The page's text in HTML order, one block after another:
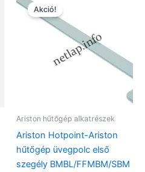
Akció!
Ariston hűtőgép alkatrészek
Ariston Hotpoint-Ariston
hűtőgép üvegpolc első
szegély BMBL/FFMBM/SBM